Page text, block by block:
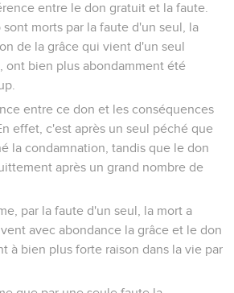
entre le don gratuit et la faute.
morts par la faute d'un seul, la
de la grâce qui vient d'un seul
ont bien plus abondamment été
entre ce don et les conséquences
effet, c'est après un seul péché que
la condamnation, tandis que le don
après un grand nombre de
par la faute d'un seul, la mort a
avec abondance la grâce et le don
à bien plus forte raison dans la vie par